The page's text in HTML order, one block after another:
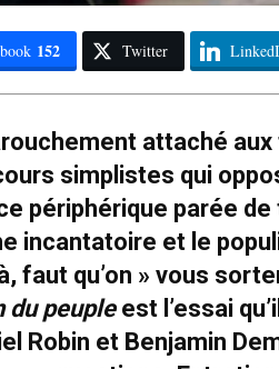
152 Twitter
attaché
simplistes qui
périphérique parée
incantatoire et le
faut qu’on » vous
du peupleest l’essai
Robin et Benjamin